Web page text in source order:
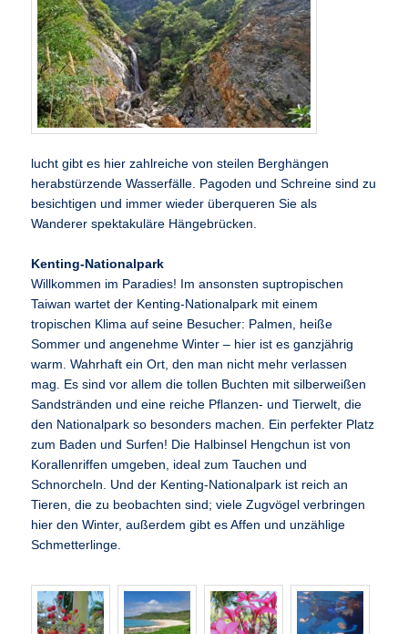
lucht gibt es hier zahlreiche von steilen Berghängen
herabstürzende Wasserfälle. Pagoden und Schreine sind zu
besichtigen und immer wieder überqueren Sie als
Wanderer spektakuläre Hängebrücken.
Kenting-Nationalpark
Willkommen im Paradies! Im ansonsten suptropischen
Taiwan wartet der Kenting-Nationalpark mit einem
tropischen Klima auf seine Besucher: Palmen, heiße
Sommer und angenehme Winter – hier ist es ganzjährig
warm. Wahrhaft ein Ort, den man nicht mehr verlassen
mag. Es sind vor allem die tollen Buchten mit silberweißen
Sandstränden und eine reiche Pflanzen- und Tierwelt, die
den Nationalpark so besonders machen. Ein perfekter Platz
zum Baden und Surfen! Die Halbinsel Hengchun ist von
Korallenriffen umgeben, ideal zum Tauchen und
Schnorcheln. Und der Kenting-Nationalpark ist reich an
Tieren, die zu beobachten sind; viele Zugvögel verbringen
hier den Winter, außerdem gibt es Affen und unzählige
Schmetterlinge.